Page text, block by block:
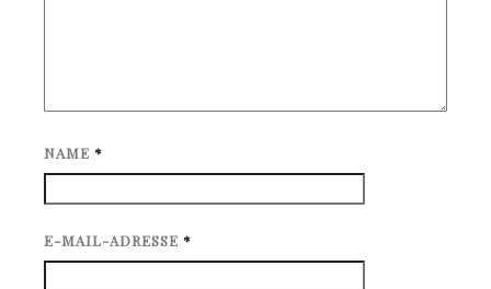
NAME *
E-MAIL-ADRESSE *